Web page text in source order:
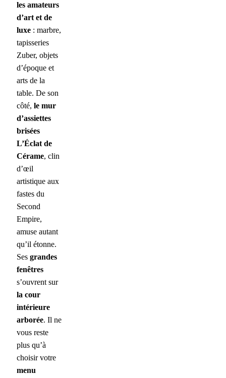
les amateurs
d’art et de
luxe : marbre,
tapisseries
Zuber, objets
d’époque et
arts de la
table. De son
côté, le mur
d’assiettes
brisées
L’Éclat de
Cérame, clin
d’œil
artistique aux
fastes du
Second
Empire,
amuse autant
qu’il étonne.
Ses grandes
fenêtres
s’ouvrent sur
la cour
intérieure
arborée. Il ne
vous reste
plus qu’à
choisir votre
menu